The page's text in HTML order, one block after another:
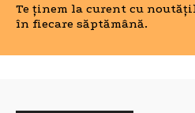
Te ținem la curent cu
în fiecare săptămână.